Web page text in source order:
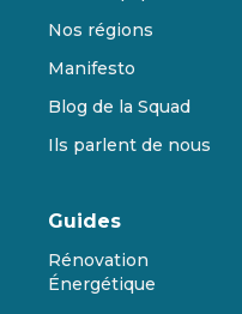
Nos régions
Manifesto
Blog de la Squad
Ils parlent de nous
Guides
Rénovation
Énergétique